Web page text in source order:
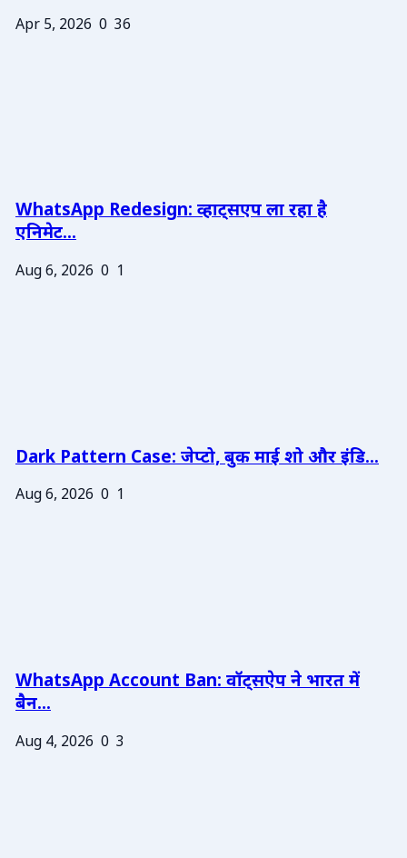
Apr 5, 2026 0 36
WhatsApp Redesign: व्हाट्सएप ला रहा है
एनिमेट...
Aug 6, 2026 0 1
Dark Pattern Case: जेप्टो, बुक माई शो और इंडि...
Aug 6, 2026 0 1
WhatsApp Account Ban: वॉट्सऐप ने भारत में
बैन...
Aug 4, 2026 0 3